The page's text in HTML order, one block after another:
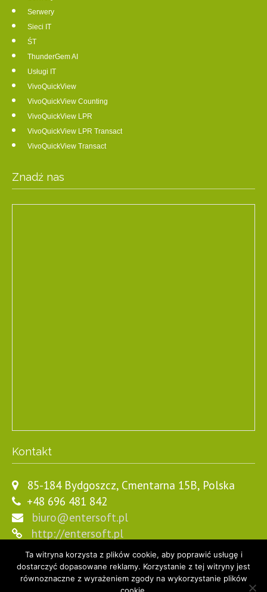
Serwery
Sieci IT
ŚT
ThunderGem AI
Usługi IT
VivoQuickView
VivoQuickView Counting
VivoQuickView LPR
VivoQuickView LPR Transact
VivoQuickView Transact
Znadź nas
Kontakt
85-184 Bydgoszcz, Cmentarna 15B, Polska
+48 696 481 842
biuro@entersoft.pl
http://entersoft.pl
Ta witryna korzysta z plików cookie, aby poprawić usługę i
dostarczyć dopasowane reklamy. Korzystanie z tej witryny jest
równoznaczne z wyrażeniem zgody na wykorzystanie plików